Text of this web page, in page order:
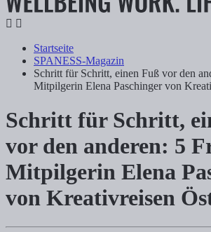
Startseite
SPANESS-Magazin
Schritt für Schritt, einen Fuß vor den
Mitpilgerin Elena Paschinger von
Schritt für Schritt, einen
Tanja Klindworth
Schritt für Schritt,
vor den anderen: 5
Mitpilgerin Elena
von Kreativreisen